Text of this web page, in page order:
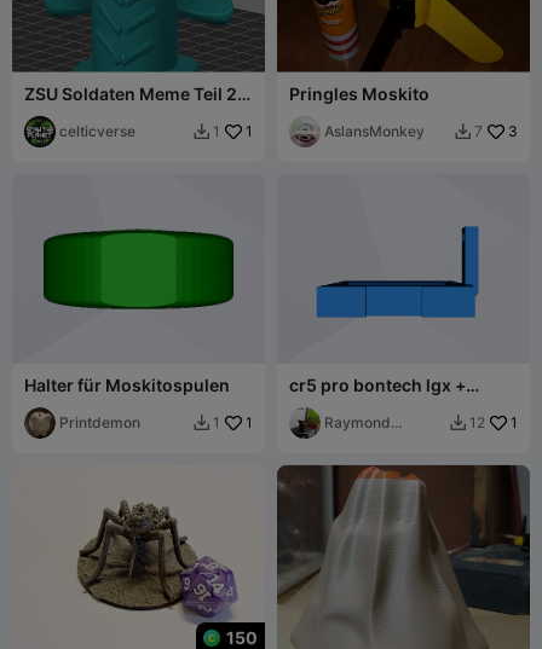
ZSU Soldaten Meme Teil 2
Mosquito
celticverse  1 1
Pringles Moskito
AslansMonkey  7 3
Halter für Moskitospulen
Printdemon  1 1
cr5 pro bontech lgx +
mückenhalterung
Raymond
 12 1
150